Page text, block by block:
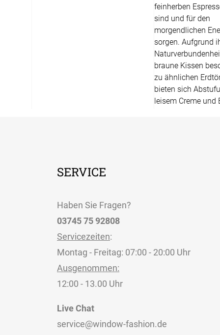
feinherben
sind und für den
morgendlichen
sorgen. Aufgrund
braune Kissen
zu ähnlichen
bieten sich
leisem Creme und
SERVICE
Haben Sie Fragen?
03745 75 92808
Servicezeiten:
Montag - Freitag: 07:00 - 20:00 Uhr
Ausgenommen:
12:00 - 13.00 Uhr
Live Chat
service@window-fashion.de